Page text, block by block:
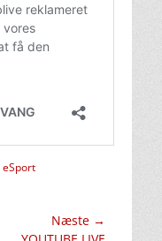
eSport
Næste →